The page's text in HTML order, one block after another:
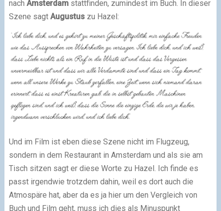
nach Amsterdamstattfinden, zumindest im Buch. In dieser
Szene sagt Augustuszu Hazel:
Und im Film ist eben diese Szene nicht im Flugzeug,
sondern in dem Restaurant in Amsterdam und als sie am
Tisch sitzen sagt er diese Worte zu Hazel. Ich finde es
passt irgendwie trotzdem dahin, weil es dort auch die
Atmospäre hat, aber da es ja hier um den Vergleich von
Buch und Film geht, muss ich dies als Minuspunkt